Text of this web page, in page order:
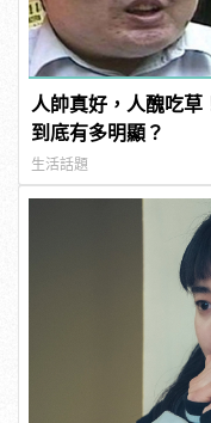
人帥真好，人醜吃草
到底有多明顯？
生活話題